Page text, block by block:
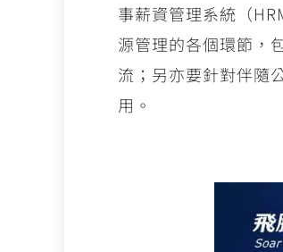
事薪資管理系統（
源管理的各個環節，
流；另亦要針對伴隨
用。